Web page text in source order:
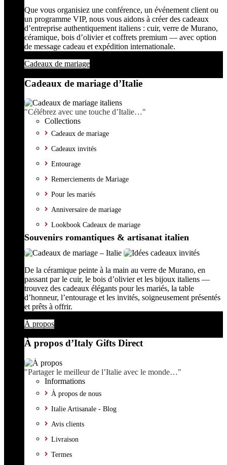
Que vous organisiez une conférence, un événement client ou
un programme VIP, nous vous aidons à créer des cadeaux
d’entreprise authentiquement italiens : cuir, verre de Murano,
céramique, bois d’olivier et coffrets premium — avec option
de message cadeau et expédition internationale.
Cadeaux de mariage
Cadeaux de mariage d’Italie
"Célébrez avec une touche d’Italie…"
Collections
Cadeaux de mariage
Cadeaux invités
Entourage
Remerciements de Mariage
Pour les mariés
Anniversaire de mariage
Lookbook Cadeaux de mariage
Souvenirs romantiques & artisanat italien
De la céramique peinte à la main au verre de Murano, en
passant par le cuir, le bois d’olivier et les bijoux italiens —
trouvez des cadeaux élégants pour les mariés, la table
d’honneur, l’entourage et les invités, soigneusement présentés
et prêts à offrir.
À propos
À propos d’Italy Gifts Direct
"Partager le meilleur de l’Italie avec le monde…"
Informations
À propos de nous
Italie Artisanale - Blog
Avis clients
Livraison
Termes